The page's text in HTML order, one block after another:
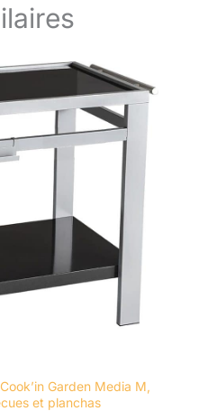
Garden Media M,
et planchas